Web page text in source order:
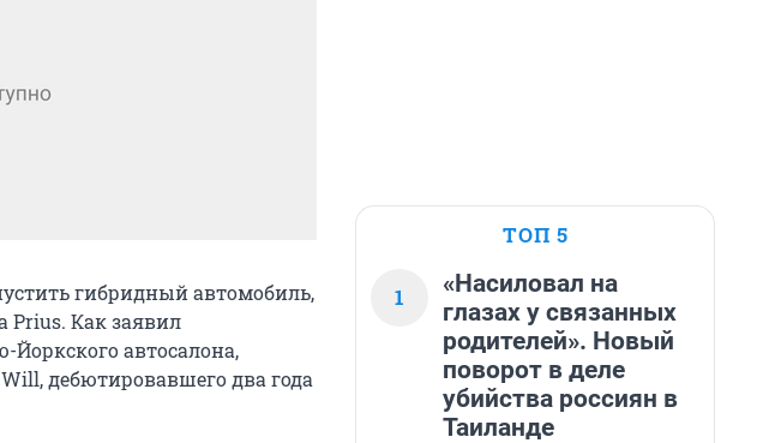
гибридный автомобиль,
Prius. Как заявил
автосалона,
дебютировавшего два года
ТОП 5
1
«Насиловал на
глазах у связанных
родителей». Новый
поворот в деле
убийства россиян в
Таиланде